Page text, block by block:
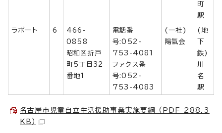
町
駅
ラポート 6
466-
0858
昭和区折戸
町5丁目32
番地1
電話番
号:052-
753-4081
ファクス番
号:052-
753-4083
(一社)
陽氣会
(地
下
鉄)
川
名
駅
名古屋市児童自立生活援助事業実施要綱 （PDF 288.3
KB）